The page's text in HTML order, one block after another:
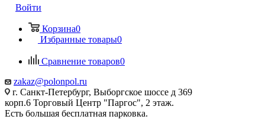
Войти
Корзина0
Избранные товары0
Сравнение товаров0
zakaz@polonpol.ru
г. Санкт-Петербург, Выборгское шоссе д 369
корп.6 Торговый Центр "Паргос", 2 этаж.
Есть большая бесплатная парковка.